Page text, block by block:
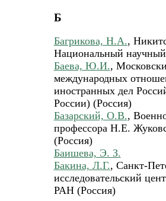
Б
Багрикова, Н.А.,
Национальный
Баева, Ю.И.,
международных
иностранных дел
России) (Россия)
Базарский, О.В.,
профессора Н.Е.
(Россия)
Баишева, Э. З.
Бакина, Л.Г., Санкт-
исследовательский
РАН (Россия)